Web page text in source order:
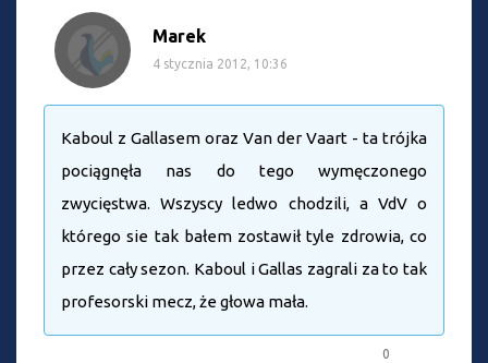
Marek
4 stycznia 2012, 10:36
Kaboul z Gallasem oraz Van der Vaart - ta trójka
pociągnęła nas do tego wymęczonego
zwycięstwa. Wszyscy ledwo chodzili, a VdV o
którego sie tak bałem zostawił tyle zdrowia, co
przez cały sezon. Kaboul i Gallas zagrali za to tak
profesorski mecz, że głowa mała.
0